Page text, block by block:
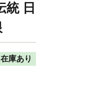
統 日
在庫あり